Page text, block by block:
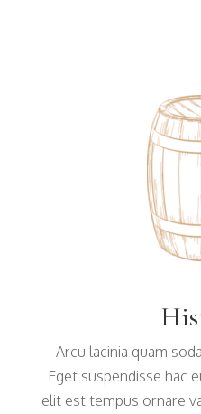
Arcu lacinia quam
Eget suspendisse hac
elit est tempus ornare